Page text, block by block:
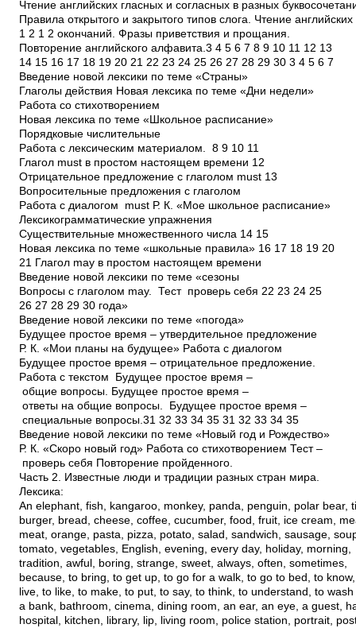
Чтение английских гласных и согласных в разных
Правила открытого и закрытого типов слога. Чтение английских
1 2 1 2 окончаний. Фразы приветствия и прощания.
Повторение английского алфавита.3 4 5 6 7 8 9 10 11 12 13
14 15 16 17 18 19 20 21 22 23 24 25 26 27 28 29 30 3 4 5 6 7
Введение новой лексики по теме «Страны»
Глаголы действия Новая лексика по теме «Дни недели»
Работа со стихотворением
Новая лексика по теме «Школьное расписание»
Порядковые числительные
Работа с лексическим материалом. 8 9 10 11
Глагол must в простом настоящем времени 12
Отрицательное предложение с глаголом must 13
Вопросительные предложения с глаголом
Работа с диалогом must Р. К. «Мое школьное расписание»
Лексико­грамматические упражнения
Существительные множественного числа 14 15
Новая лексика по теме «школьные правила» 16 17 18 19 20
21 Глагол may в простом настоящем времени
Введение новой лексики по теме «сезоны
Вопросы с глаголом may. Тест ­ проверь себя 22 23 24 25
26 27 28 29 30 года»
Введение новой лексики по теме «погода»
Будущее простое время – утвердительное предложение
Р. К. «Мои планы на будущее» Работа с диалогом
Будущее простое время – отрицательное предложение.
Работа с текстом Будущее простое время –
общие вопросы. Будущее простое время –
ответы на общие вопросы. Будущее простое время –
специальные вопросы.31 32 33 34 35 31 32 33 34 35
Введение новой лексики по теме «Новый год и Рождество»
Р. К. «Скоро новый год» Работа со стихотворением Тест –
проверь себя Повторение пройденного.
Часть 2. Известные люди и традиции разных стран мира.
Лексика:
An elephant, fish, kangaroo, monkey, panda, penguin, polar bear,
burger, bread, cheese, coffee, cucumber, food, fruit, ice cream,
meat, orange, pasta, pizza, potato, salad, sandwich, sausage,
tomato, vegetables, English, evening, every day, holiday, morning,
tradition, awful, boring, strange, sweet, always, often, sometimes,
because, to bring, to get up, to go for a walk, to go to bed, to
live, to like, to make, to put, to say, to think, to understand, to
a bank, bathroom, cinema, dining room, an ear, an eye, a guest,
hospital, kitchen, library, lip, living room, police station, portrait,